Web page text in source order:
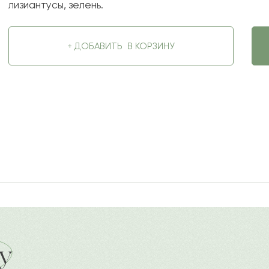
лизиантусы, зелень.
+ ДОБАВИТЬ В КОРЗИНУ